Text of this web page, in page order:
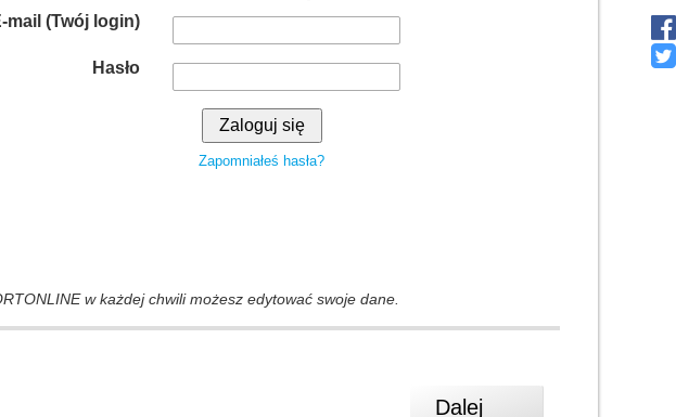
mail (Twój login)
Hasło
Zapomniałeś hasła?
w każdej chwili możesz edytować swoje dane.